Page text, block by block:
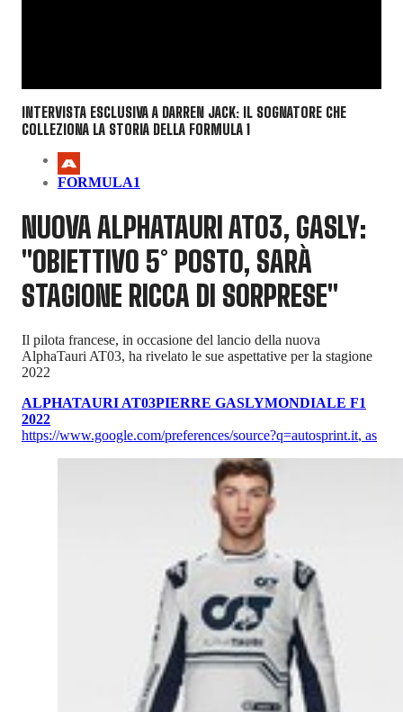
INTERVISTA ESCLUSIVA A DARREN JACK: IL SOGNATORE CHE
COLLEZIONA LA STORIA DELLA FORMULA 1
FORMULA1
NUOVA ALPHATAURI AT03, GASLY:
"OBIETTIVO 5° POSTO, SARÀ
STAGIONE RICCA DI SORPRESE"
Il pilota francese, in occasione del lancio della nuova
AlphaTauri AT03, ha rivelato le sue aspettative per la stagione
2022
ALPHATAURI AT03PIERRE GASLYMONDIALE F1
2022
https://www.google.com/preferences/source?q=autosprint.it, as